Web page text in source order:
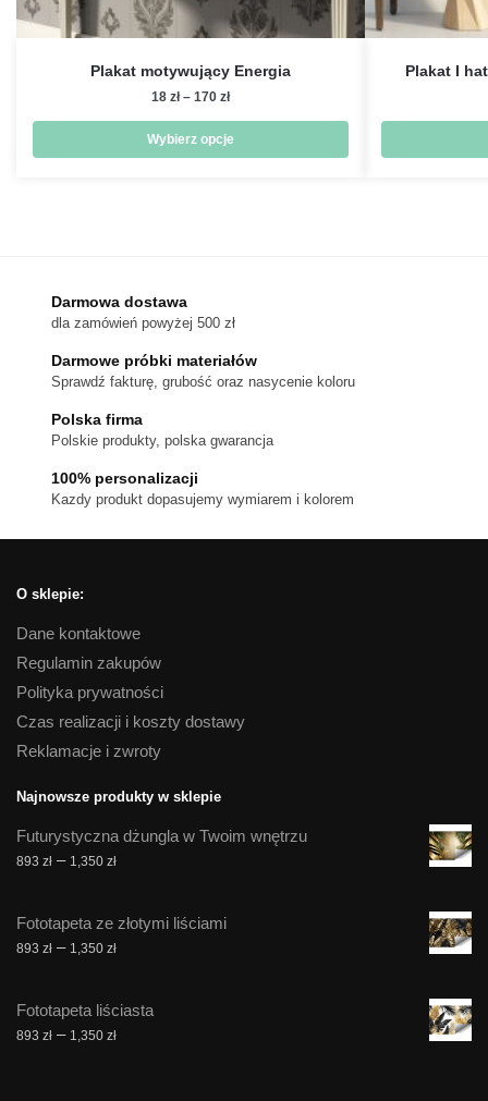
Plakat motywujący Energia
18 zł – 170 złZakres
od
18 zł
Wybierz opcje
można
wybrać
na
produktu
Plakat I
Darmowa dostawa
dla zamówień powyżej 500 zł
Darmowe próbki materiałów
Sprawdź fakturę, grubość oraz nasycenie koloru
Polska firma
Polskie produkty, polska gwarancja
100% personalizacji
Kazdy produkt dopasujemy wymiarem i kolorem
O sklepie:
Dane kontaktowe
Regulamin zakupów
Polityka prywatności
Czas realizacji i koszty dostawy
Reklamacje i zwroty
Najnowsze produkty w sklepie
Futurystyczna dżungla w Twoim wnętrzu
893 zł – 1,350 złZakres
893 zł
do
Fototapeta ze złotymi liściami
893 zł – 1,350 złZakres
893 zł
do
Fototapeta liściasta
893 zł – 1,350 złZakres